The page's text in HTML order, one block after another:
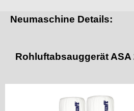
Neumaschine Details:
Rohluftabsauggerät ASA